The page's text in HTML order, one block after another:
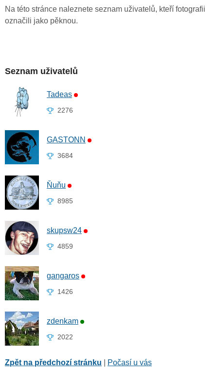
Na této stránce naleznete seznam uživatelů, kteří fotografii
označili jako pěknou.
Seznam uživatelů
Tadeas
2276
GASTONN
3684
Ňuňu
8985
skupsw24
4859
gangaros
1426
zdenkam
2022
Zpět na předchozí stránku Počasí u vás